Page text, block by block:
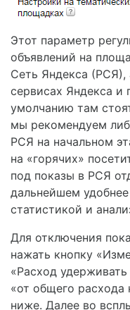
Этот параметр
объявлений на
Сеть Яндекса (РСЯ),
сервисах Яндекса и
умолчанию там
мы рекомендуем
РСЯ на начальном
на «горячих»
под показы в РСЯ
дальнейшем
статистикой и
Для отключения
нажать кнопку
«Расход
«от общего
ниже. Далее во